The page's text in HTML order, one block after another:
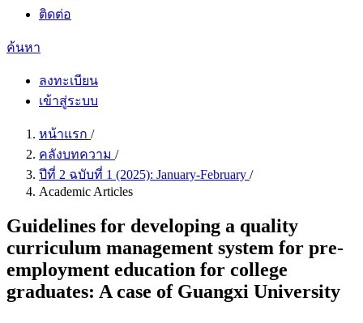
ติดต่อ
ค้นหา
ลงทะเบียน
เข้าสู่ระบบ
หน้าแรก /
คลังบทความ /
ปีที่ 2 ฉบับที่ 1 (2025): January-February /
Academic Articles
Guidelines for developing a quality
curriculum management system for pre-
employment education for college
graduates: A case of Guangxi University